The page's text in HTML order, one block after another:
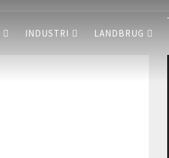
INDUSTRI LANDBRUG